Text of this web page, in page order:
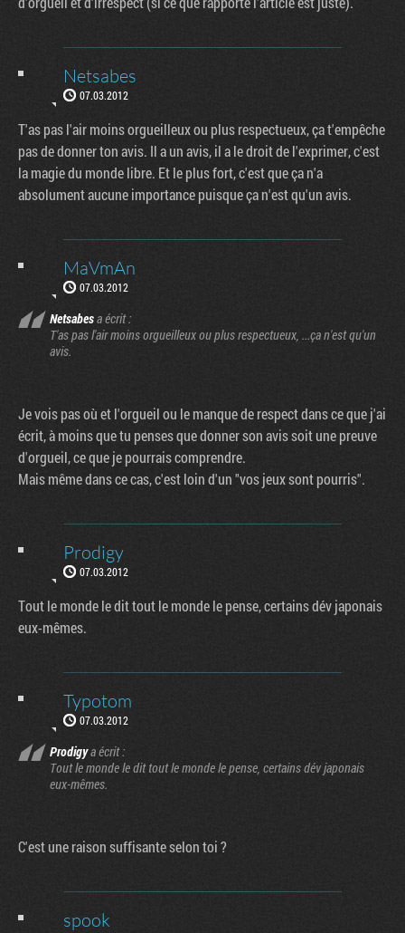
Netsabes
07.03.2012
T'as pas l'air moins orgueilleux ou plus respectueux, ça t'empêche
pas de donner ton avis. Il a un avis, il a le droit de l'exprimer, c'est
la magie du monde libre. Et le plus fort, c'est que ça n'a
absolument aucune importance puisque ça n'est qu'un avis.
MaVmAn
07.03.2012
Netsabesa écrit :
T'as pas l'air moins orgueilleux ou plus respectueux, ...ça n'est qu'un
avis.
Je vois pas où et l'orgueil ou le manque de respect dans ce que j'ai
écrit, à moins que tu penses que donner son avis soit une preuve
d'orgueil, ce que je pourrais comprendre.
Mais même dans ce cas, c'est loin d'un "vos jeux sont pourris".
Prodigy
07.03.2012
Tout le monde le dit tout le monde le pense, certains dév japonais
eux-mêmes.
Typotom
07.03.2012
Prodigya écrit :
Tout le monde le dit tout le monde le pense, certains dév japonais
eux-mêmes.
C'est une raison suffisante selon toi ?
spook